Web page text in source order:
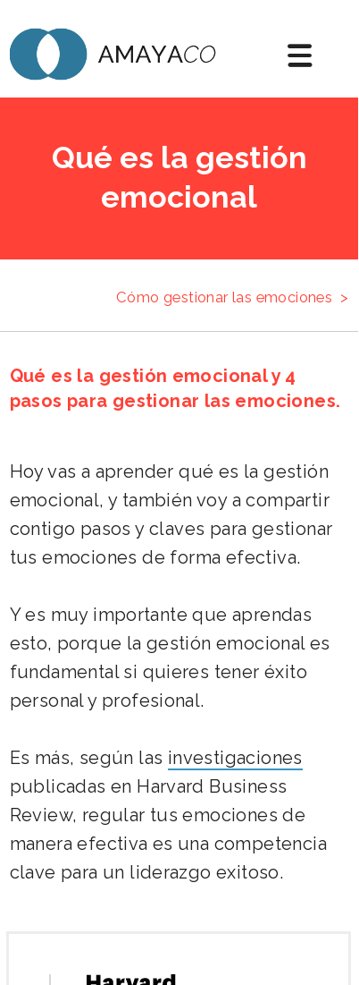
Qué es la gestión
emocional
Cómo gestionar las emociones >
Hoy vas a aprenderqué es la gestión
emocional, y también voy a compartir
contigo pasos y claves para gestionar
tus emociones de forma efectiva.
Y es muy importante que aprendas
esto, porque la gestión emocional es
fundamental si quieres tener éxito
personal y profesional.
Es más, según las investigaciones
publicadas en Harvard Business
Review, regular tus emociones de
manera efectiva es una competencia
clave para un liderazgo exitoso.
Qué es la gestión emocional y 4
pasos para gestionar las emociones.